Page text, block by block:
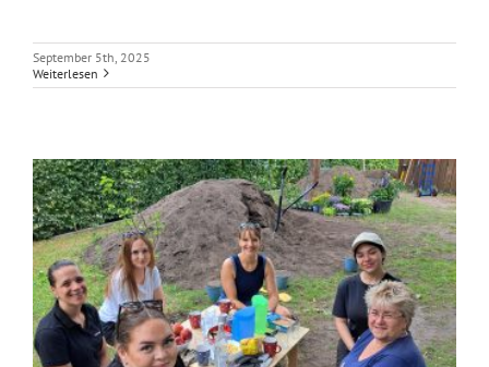
September 5th, 2025
Weiterlesen